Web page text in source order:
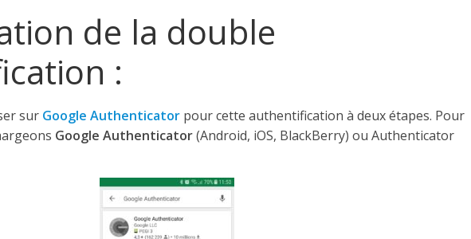
de la double
:
sur Google Authenticator pour cette authentification à deux étapes. Pour
Google Authenticator(Android, iOS, BlackBerry) ou Authenticator